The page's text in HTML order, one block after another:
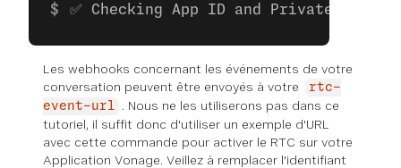
✅ Checking App ID and Private Key
Les webhooks concernant les événements de votre
conversation peuvent être envoyés à votre
rtc-
event-url
. Nous ne les utiliserons pas dans ce
tutoriel, il suffit donc d'utiliser un exemple d'URL
avec cette commande pour activer le RTC sur votre
Application Vonage. Veillez à remplacer l'identifiant